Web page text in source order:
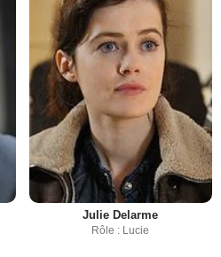
Julie Delarme
Rôle : Lucie